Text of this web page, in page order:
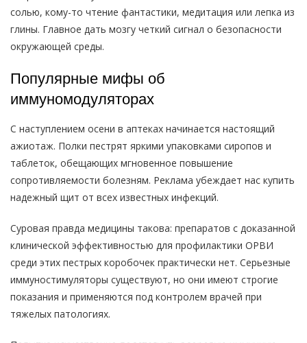
солью, кому-то чтение фантастики, медитация или лепка из
глины. Главное дать мозгу четкий сигнал о безопасности
окружающей среды.
Популярные мифы об
иммуномодуляторах
С наступлением осени в аптеках начинается настоящий
ажиотаж. Полки пестрят яркими упаковками сиропов и
таблеток, обещающих мгновенное повышение
сопротивляемости болезням. Реклама убеждает нас купить
надежный щит от всех известных инфекций.
Суровая правда медицины такова: препаратов с доказанной
клинической эффективностью для профилактики ОРВИ
среди этих пестрых коробочек практически нет. Серьезные
иммуностимуляторы существуют, но они имеют строгие
показания и применяются под контролем врачей при
тяжелых патологиях.